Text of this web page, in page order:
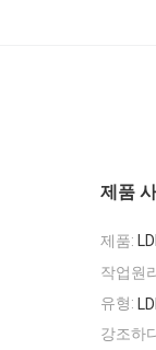
제품
제품:
작업원
유형:
강조하